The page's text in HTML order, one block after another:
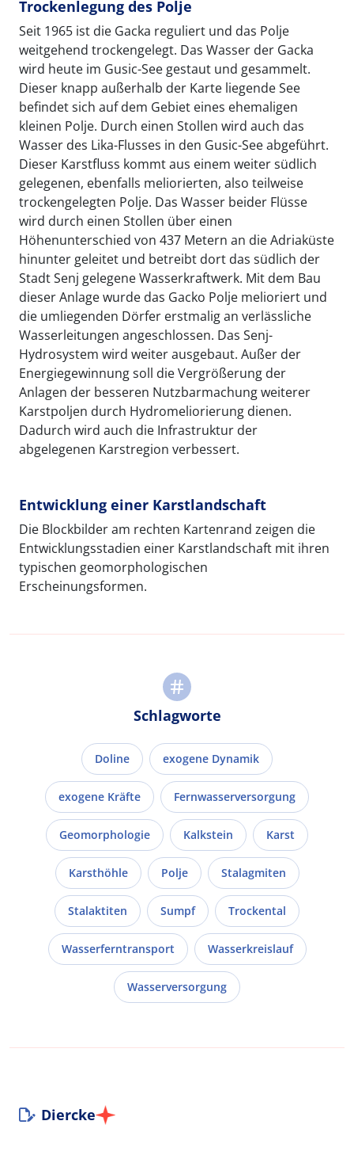
Trockenlegung des Polje
Seit 1965 ist die Gacka reguliert und das Polje
weitgehend trockengelegt. Das Wasser der Gacka
wird heute im Gusic-See gestaut und gesammelt.
Dieser knapp außerhalb der Karte liegende See
befindet sich auf dem Gebiet eines ehemaligen
kleinen Polje. Durch einen Stollen wird auch das
Wasser des Lika-Flusses in den Gusic-See abgeführt.
Dieser Karstfluss kommt aus einem weiter südlich
gelegenen, ebenfalls meliorierten, also teilweise
trockengelegten Polje. Das Wasser beider Flüsse
wird durch einen Stollen über einen
Höhenunterschied von 437 Metern an die Adriaküste
hinunter geleitet und betreibt dort das südlich der
Stadt Senj gelegene Wasserkraftwerk. Mit dem Bau
dieser Anlage wurde das Gacko Polje melioriert und
die umliegenden Dörfer erstmalig an verlässliche
Wasserleitungen angeschlossen. Das Senj-
Hydrosystem wird weiter ausgebaut. Außer der
Energiegewinnung soll die Vergrößerung der
Anlagen der besseren Nutzbarmachung weiterer
Karstpoljen durch Hydromeliorierung dienen.
Dadurch wird auch die Infrastruktur der
abgelegenen Karstregion verbessert.
Entwicklung einer Karstlandschaft
Die Blockbilder am rechten Kartenrand zeigen die
Entwicklungsstadien einer Karstlandschaft mit ihren
typischen geomorphologischen
Erscheinungsformen.
Schlagworte
Doline exogene Dynamik
exogene Kräfte Fernwasserversorgung
Geomorphologie Kalkstein Karst
Karsthöhle Polje Stalagmiten
Stalaktiten Sumpf Trockental
Wasserferntransport Wasserkreislauf
Wasserversorgung
Diercke